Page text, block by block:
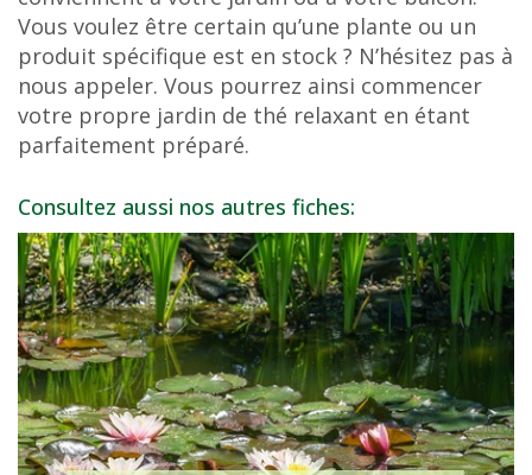
Vous voulez être certain qu’une plante ou un
produit spécifique est en stock ? N’hésitez pas à
nous appeler. Vous pourrez ainsi commencer
votre propre jardin de thé relaxant en étant
parfaitement préparé.
Consultez aussi nos autres fiches: